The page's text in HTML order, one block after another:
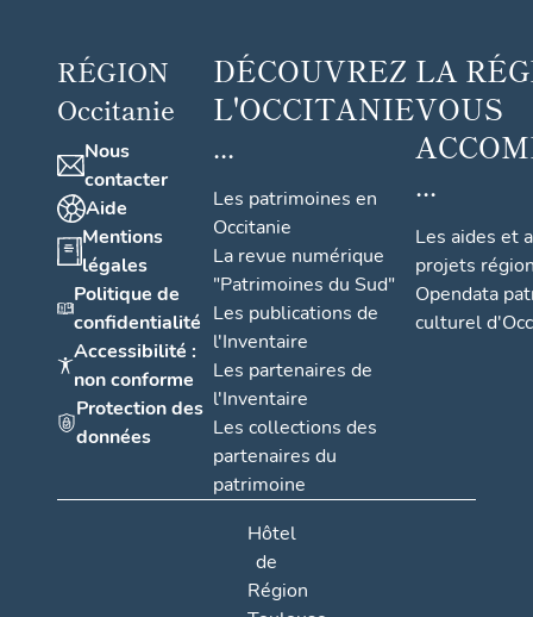
RÉGION
Occitanie
Nous
contacter
Aide
Mentions
légales
Politique de
confidentialité
Accessibilité :
non conforme
Protection des
données
DÉCOUVREZ
L'OCCITANIE
...
Les patrimoines en
Occitanie
La revue numérique
"Patrimoines du Sud"
Les publications de
l'Inventaire
Les partenaires de
l'Inventaire
Les collections des
partenaires du
patrimoine
LA
VOUS
...
Les aides et
projets
Opendata
culturel
Hôtel
de
Région